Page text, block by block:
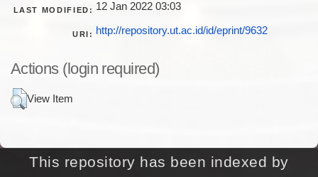
LAST MODIFIED: 12 Jan 2022 03:03
URI: http://repository.ut.ac.id/id/eprint/9632
Actions (login required)
View Item
This repository has been indexed by